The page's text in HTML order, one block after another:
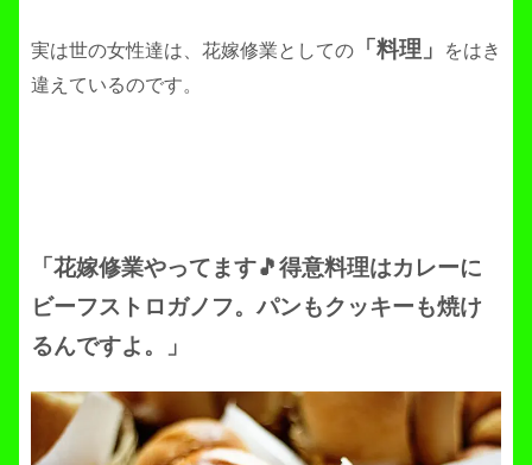
実は世の女性達は、花嫁修業としての 「料理」
をはき
違えているのです。
「花嫁修業やってます🎵得意料理はカレーに
ビーフストロガノフ。パンもクッキーも焼け
るんですよ。」